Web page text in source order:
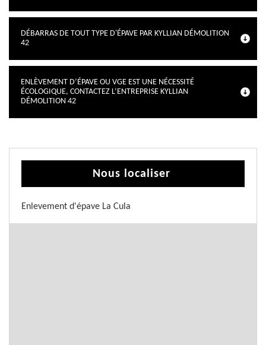
DÉBARRAS DE TOUT TYPE D'ÉPAVE PAR KYLLIAN DÉMOLITION
42
ENLÈVEMENT D’ÉPAVE OU VGE EST UNE NÉCESSITÉ
ÉCOLOGIQUE, CONTACTEZ L’ENTREPRISE KYLLIAN
DÉMOLITION 42
Nous localiser
Enlevement d'épave La Cula